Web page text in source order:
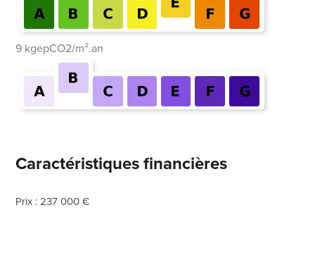
9 kgepCO2/m².an
Caractéristiques financières
Prix : 237 000 €